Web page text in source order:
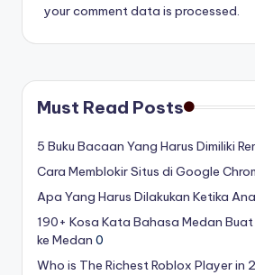
your comment data is processed.
Must Read Posts
5 Buku Bacaan Yang Harus Dimiliki
Cara Memblokir Situs di Google
Apa Yang Harus Dilakukan Ketika
190+ Kosa Kata Bahasa Medan
ke Medan 0
Who is The Richest Roblox Player in